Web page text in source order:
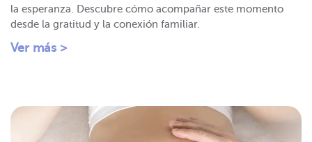
la esperanza. Descubre cómo acompañar este momento
desde la gratitud y la conexión familiar.
Ver más >